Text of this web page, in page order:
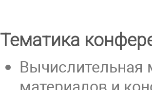
Тематика
Вычислительная